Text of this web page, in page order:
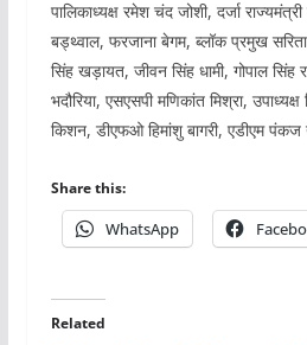
पालिकाध्यक्ष रमेश चंद जोशी, दर्जा
बड्थ्वाल, फरजाना बेगम, ब्लॉक प्रमुख
सिंह खड़ायत, जीवन सिंह धामी, गोपाल सिंह
भदौरिया, एसएसपी मणिकांत मिश्रा,
किशन, डीएफओ हिमांशु बागरी, एडीएम पंकज
Share this:
WhatsApp
Related